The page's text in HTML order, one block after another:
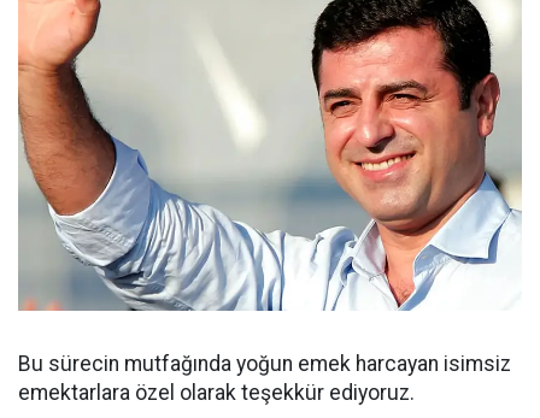
Bu sürecin mutfağında yoğun emek harcayan isimsiz
emektarlara özel olarak teşekkür ediyoruz.